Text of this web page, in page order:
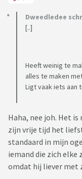
Dweedledee
[..]
Heeft weinig te
alles te maken
Ligt vaak iets aan
Haha, nee joh. Het
zijn vrije tijd het
standaard in mijn
iemand die zich elke
omdat hij liever met